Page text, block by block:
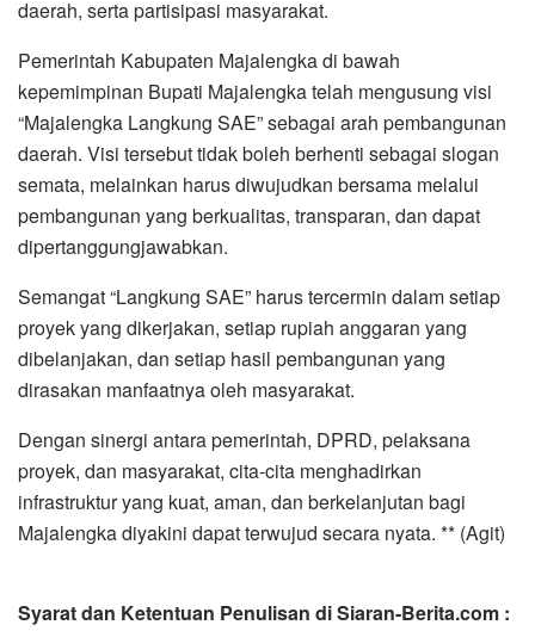
daerah, serta partisipasi masyarakat.
Pemerintah Kabupaten Majalengka di bawah
kepemimpinan Bupati Majalengka telah mengusung visi
“Majalengka Langkung SAE” sebagai arah pembangunan
daerah. Visi tersebut tidak boleh berhenti sebagai slogan
semata, melainkan harus diwujudkan bersama melalui
pembangunan yang berkualitas, transparan, dan dapat
dipertanggungjawabkan.
Semangat “Langkung SAE” harus tercermin dalam setiap
proyek yang dikerjakan, setiap rupiah anggaran yang
dibelanjakan, dan setiap hasil pembangunan yang
dirasakan manfaatnya oleh masyarakat.
Dengan sinergi antara pemerintah, DPRD, pelaksana
proyek, dan masyarakat, cita-cita menghadirkan
infrastruktur yang kuat, aman, dan berkelanjutan bagi
Majalengka diyakini dapat terwujud secara nyata. ** (Agit)
Syarat dan Ketentuan Penulisan di Siaran-Berita.com :